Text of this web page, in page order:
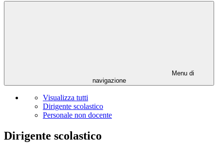
Menu di
navigazione
Visualizza tutti
Dirigente scolastico
Personale non docente
Dirigente scolastico